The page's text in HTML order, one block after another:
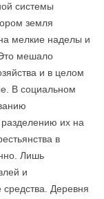
системы
земля
мелкие наделы и
мешало
и в целом
В социальном
разделению их на
в
Лишь
и
Деревня